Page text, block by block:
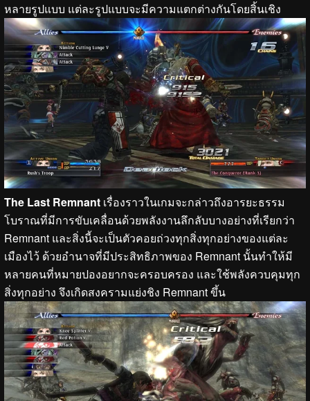
หลายรูปแบบ แต่ละรูปแบบจะมีความแตกต่างกันโดยสิ้นเชิง
The Last Remnant เรื่องราวในเกมจะกล่าวถึงอารยะธรรม
โบราณที่มีการขับเคลื่อนด้วยพลังงานลึกลับบางอย่างที่เรียกว่า
Remnant และสิ่งนี้จะเป็นตัวคอยถ่วงทุกสิ่งทุกอย่างของแต่ละ
เมืองไว้ ด้วยอำนาจที่มีประสิทธิภาพของ Remnant นั้นทำให้มี
หลายคนที่หมายปองอยากจะครอบครอง และใช้พลังควบคุมทุก
สิ่งทุกอย่าง จึงเกิดสงครามแย่งชิง Remnant ขึ้น